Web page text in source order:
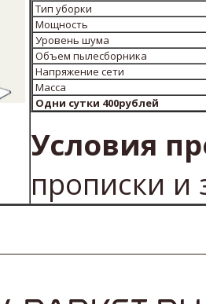
Тип уборки
Мощность
Уровень шума
Объем пылесборника
Напряжение сети
Масса
Одни сутки 400рублей
Условия
прописки и